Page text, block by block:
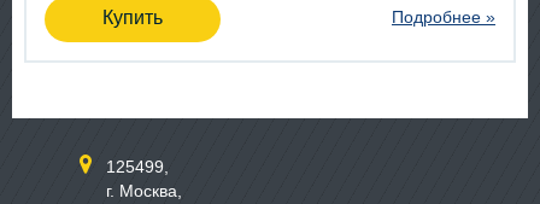
Купить Подробнее »
125499,
г. Москва,